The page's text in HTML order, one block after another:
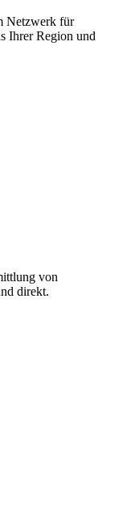
Netzwerk für
Ihrer Region und
von
direkt.